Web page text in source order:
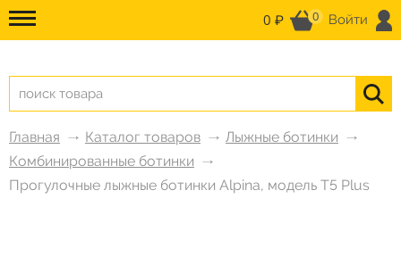
0 ₽ 0 Войти
Главная Каталог товаров
Лыжные ботинки
Комбинированные ботинки
Прогулочные лыжные ботинки Alpina, модель T5 Plus